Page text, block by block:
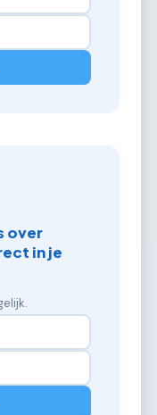
over
in je